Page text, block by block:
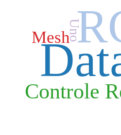
Controle
MeshUno